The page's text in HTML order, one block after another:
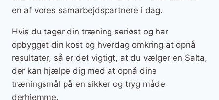
en af vores samarbejdspartnere i dag.
Hvis du tager din træning seriøst og har
opbygget din kost og hverdag omkring at opnå
resultater, så er det vigtigt, at du vælger en Salta,
der kan hjælpe dig med at opnå dine
træningsmål på en sikker og tryg måde
derhjemme.